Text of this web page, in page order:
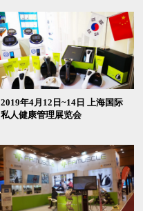
2019年4月12日~14日 上海国际
私人健康管理展览会